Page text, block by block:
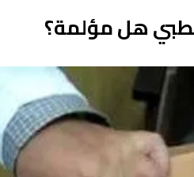
هل مؤلمة؟